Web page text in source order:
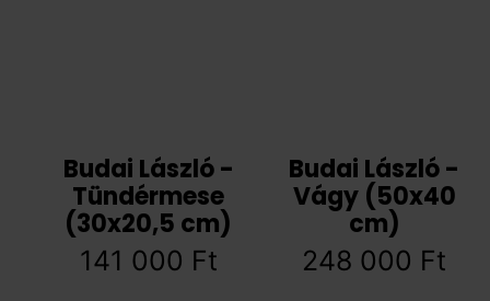
Budai László -
Tündérmese
(30x20,5 cm)
141 000 Ft
Budai László -
Vágy (50x40
cm)
248 000 Ft